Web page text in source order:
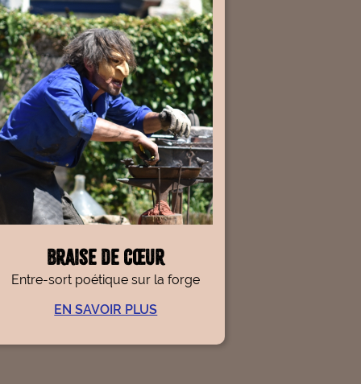
Braise de cœur
Entre-sort poétique sur la forge
EN SAVOIR PLUS